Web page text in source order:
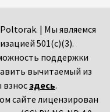
| Мы являемся
501(c)(3).
поддержки
вычитаемый из
взнос здесь.
сайте лицензирован